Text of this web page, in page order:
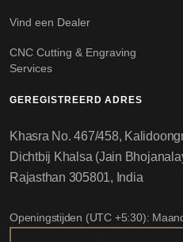
Vind een Dealer
CNC Cutting & Engraving
Services
GEREGISTREERD ADRES
Khasra No. 467/458,
Dichtbij Khalsa (Jain
Rajasthan 305801, India
Openingstijden (UTC +5:30):